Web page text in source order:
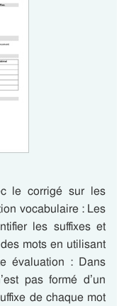
le corrigé sur les
vocabulaire : Les
les suffixes et
mots en utilisant
évaluation : Dans
pas formé d’un
de chaque mot